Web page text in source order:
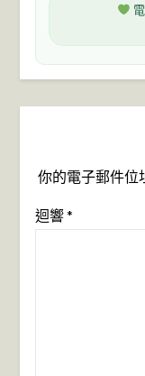
你的電子郵件位
迴響*